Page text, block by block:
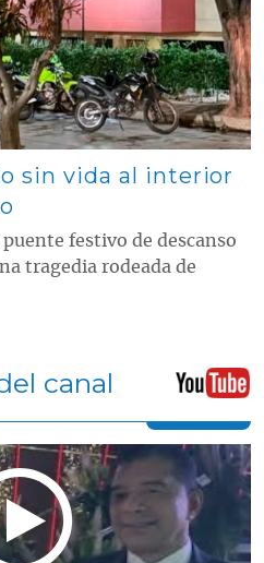
sin vida al interior
puente festivo de descanso
tragedia rodeada de
canal